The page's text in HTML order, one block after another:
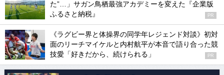
た”…」サガン鳥栖最強アカデミーを変えた『企業版
ふるさと納税』
PR
《ラグビー界と体操界の同学年レジェンド対談》初対
面のリーチマイケルと内村航平が本音で語り合った競
技愛「好きだから、続けられる」
PR